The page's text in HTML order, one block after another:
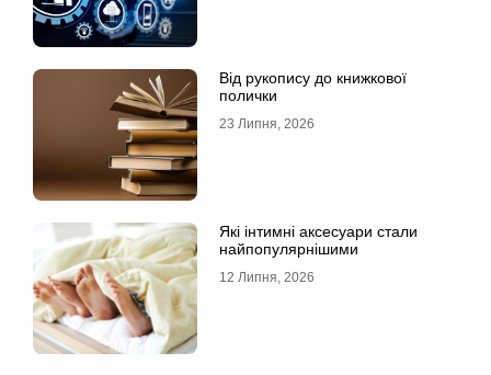
Від рукопису до книжкової
полички
23 Липня, 2026
Які інтимні аксесуари стали
найпопулярнішими
12 Липня, 2026